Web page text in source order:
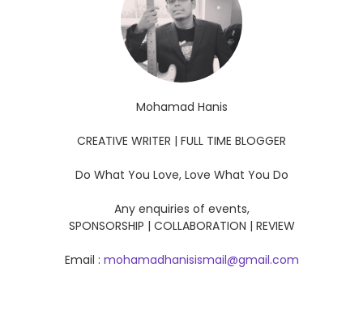
Mohamad Hanis
CREATIVE WRITER | FULL TIME BLOGGER
Do What You Love, Love What You Do
Any enquiries of events,
SPONSORSHIP | COLLABORATION | REVIEW
Email : mohamadhanisismail@gmail.com